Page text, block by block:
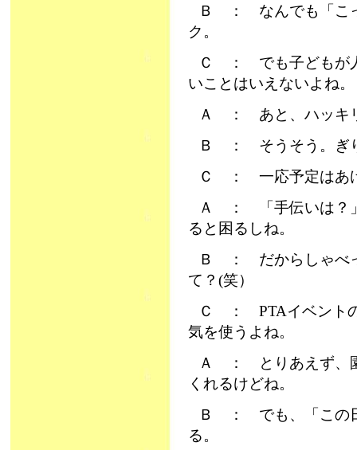
Ｂ ： なんでも「こ
ク。
Ｃ ： でも子どもが
いことはいえないよね。
Ａ ： あと、ハッキ
Ｂ ： そうそう。ぎ
Ｃ ： 一応予定はあ
Ａ ： 「手伝いは？
ると困るしね。
Ｂ ： だからしゃべ
て？(笑）
Ｃ ： PTAイベント
気を使うよね。
Ａ ： とりあえず、
くれるけどね。
Ｂ ： でも、「この
る。